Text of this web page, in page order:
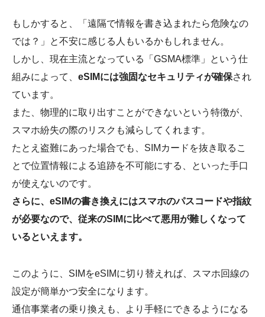
もしかすると、「遠隔で情報を書き込まれたら危険なの
では？」と不安に感じる人もいるかもしれません。
しかし、現在主流となっている「GSMA標準」という仕
組みによって、 eSIMには強固なセキュリティが確保され
ています。
また、物理的に取り出すことができないという特徴が、
スマホ紛失の際のリスクも減らしてくれます。
たとえ盗難にあった場合でも、SIMカードを抜き取るこ
とで位置情報による追跡を不可能にする、といった手口
が使えないのです。
さらに、eSIMの書き換えにはスマホのパスコードや指紋
が必要なので、従来のSIMに比べて悪用が難しくなって
いるといえます。
このように、SIMをeSIMに切り替えれば、スマホ回線の
設定が簡単かつ安全になります。
通信事業者の乗り換えも、より手軽にできるようになる